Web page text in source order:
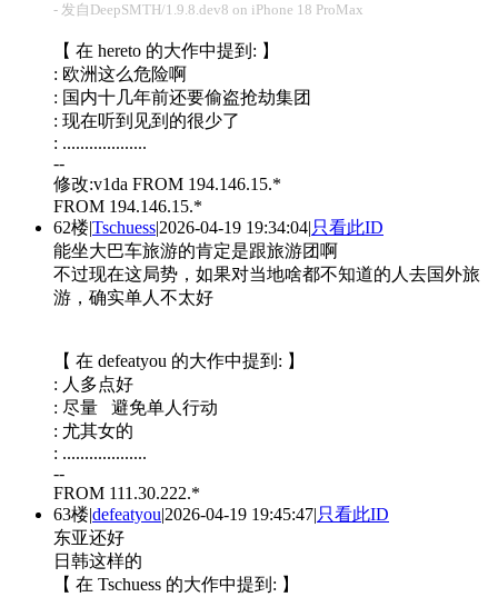
- 发自DeepSMTH/1.9.8.dev8 on iPhone 18 ProMax
【 在 hereto 的大作中提到: 】
: 欧洲这么危险啊
: 国内十几年前还要偷盗抢劫集团
: 现在听到见到的很少了
: ...................
--
修改:v1da FROM 194.146.15.*
FROM 194.146.15.*
62楼|Tschuess|2026-04-19 19:34:04|只看此ID
能坐大巴车旅游的肯定是跟旅游团啊
不过现在这局势，如果对当地啥都不知道的人去国外旅
游，确实单人不太好
【 在 defeatyou 的大作中提到: 】
: 人多点好
: 尽量 避免单人行动
: 尤其女的
: ...................
--
FROM 111.30.222.*
63楼|defeatyou|2026-04-19 19:45:47|只看此ID
东亚还好
日韩这样的
【 在 Tschuess 的大作中提到: 】